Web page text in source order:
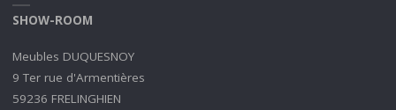
SHOW-ROOM
Meubles DUQUESNOY
9 Ter rue d'Armentières
59236 FRELINGHIEN